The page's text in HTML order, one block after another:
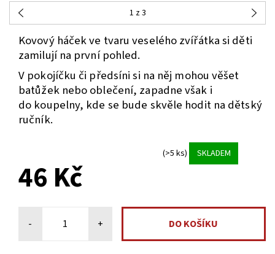
1 z 3
Kovový háček ve tvaru veselého zvířátka si děti
zamilují na první pohled.
V pokojíčku či předsíni si na něj mohou věšet
batůžek nebo oblečení, zapadne však i
do koupelny, kde se bude skvěle hodit na dětský
ručník.
(>5 ks) SKLADEM
46 Kč
- +